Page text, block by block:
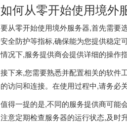
如何从零开始使用境外
要从零开始使用境外服务器,首先需要
安全防护等指标,确保能为您提供稳定
情况下,服务提供商会提供详细的操作
接下来,您需要熟悉并配置相关的软件
的访问和连接。在使用过程中,请务必
值得一提的是,不同的服务提供商可能
注意定期检查服务器的运行状态,及时